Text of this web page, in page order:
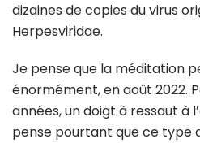
dizaines de copies du virus
Herpesviridae.
Je pense que la méditation
énormément, en août 2022.
années, un doigt à ressaut à
pense pourtant que ce type